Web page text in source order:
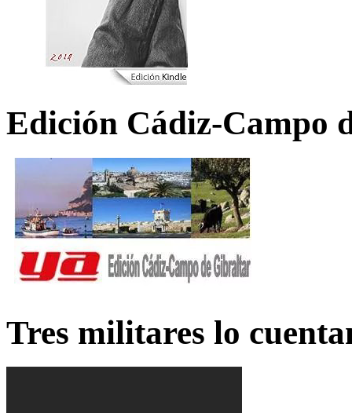
Edición Cádiz-Campo
Tres militares lo